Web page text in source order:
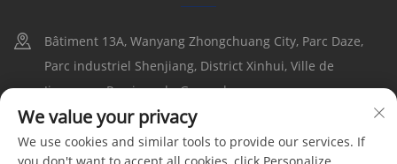
Bâtiment 13A, Wanyang Zhongchuang City, Parc Daze,
Parc industriel Shenjiang, District Xinhui, Ville de
Jiangmen, Province du Guangdong
+86-17316086390
We value your privacy
We use cookies and similar tools to provide our services. If